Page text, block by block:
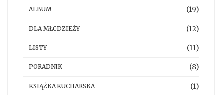
ALBUM (19)
DLA MŁODZIEŻY (12)
LISTY (11)
PORADNIK (8)
KSIĄŻKA KUCHARSKA (1)